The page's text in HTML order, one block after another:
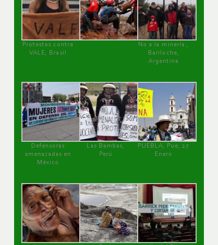
Protestas contra
VALE, Brasil
No a la minería ,
Bariloche,
Argentina
Defensoras
amenazadas en
México
Las Bambas,
Perú
PUEBLA, Pue, 27
Enero